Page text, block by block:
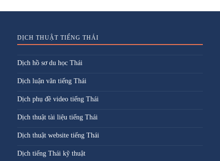
DỊCH THUẬT TIẾNG THÁI
Dịch hồ sơ du học Thái
Dịch luận văn tiếng Thái
Dịch phụ đề video tiếng Thái
Dịch thuật tài liệu tiếng Thái
Dịch thuật website tiếng Thái
Dịch tiếng Thái kỹ thuật